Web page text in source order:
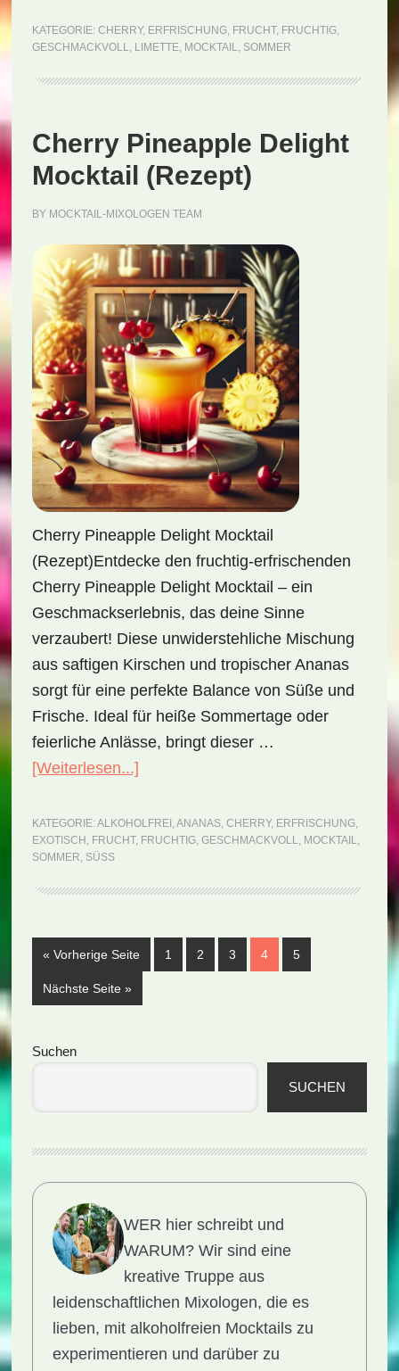
Lime
Mocktail
(Rezept)
KATEGORIE: CHERRY, ERFRISCHUNG, FRUCHT, FRUCHTIG,
GESCHMACKVOLL, LIMETTE, MOCKTAIL, SOMMER
Cherry Pineapple Delight
Mocktail (Rezept)
BY MOCKTAIL-MIXOLOGEN TEAM
Cherry Pineapple Delight Mocktail
(Rezept)Entdecke den fruchtig-erfrischenden
Cherry Pineapple Delight Mocktail – ein
Geschmackserlebnis, das deine Sinne
verzaubert! Diese unwiderstehliche Mischung
aus saftigen Kirschen und tropischer Ananas
sorgt für eine perfekte Balance von Süße und
Frische. Ideal für heiße Sommertage oder
feierliche Anlässe, bringt dieser …
[Weiterlesen...]ÜberCherry
Delight
Mocktail
KATEGORIE: ALKOHOLFREI ,ANANAS, CHERRY, ERFRISCHUNG,
EXOTISCH , FRUCHT, FRUCHTIG, GESCHMACKVOLL, MOCKTAIL,
SOMMER, SÜSS
« Vorherige Seiteaufrufen
Seite
1 Seite
2 Seite
3 Seite
4 Seite
5
Nächste Seite aufrufen
»
Seitenspalte
Suchen
SUCHEN
WER hier schreibt und
WARUM? Wir sind eine
kreative Truppe aus
leidenschaftlichen Mixologen, die es
lieben, mit alkoholfreien Mocktails zu
experimentieren und darüber zu